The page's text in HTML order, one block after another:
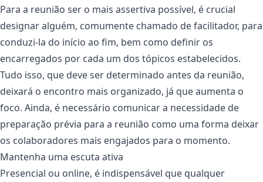
Para a reunião ser o mais assertiva possível, é crucial
designar alguém, comumente chamado de facilitador, para
conduzi-la do início ao fim, bem como definir os
encarregados por cada um dos tópicos estabelecidos.
Tudo isso, que deve ser determinado antes da reunião,
deixará o encontro mais organizado, já que aumenta o
foco. Ainda, é necessário comunicar a necessidade de
preparação prévia para a reunião como uma forma deixar
os colaboradores mais engajados para o momento.
Mantenha uma escuta ativa
Presencial ou online, é indispensável que qualquer